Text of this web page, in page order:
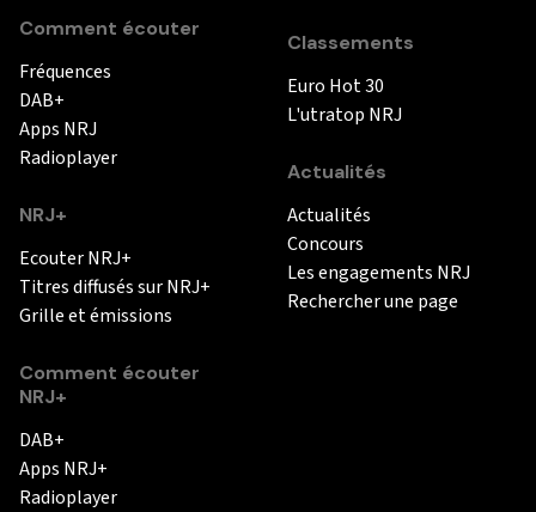
Comment écouter
Fréquences
DAB+
Apps NRJ
Radioplayer
NRJ+
Ecouter NRJ+
Titres diffusés sur NRJ+
Grille et émissions
Comment écouter
NRJ+
DAB+
Apps NRJ+
Radioplayer
Classements
Euro Hot 30
L'utratop NRJ
Actualités
Actualités
Concours
Les engagements NRJ
Rechercher une page